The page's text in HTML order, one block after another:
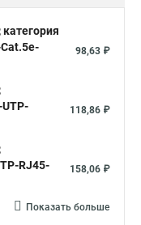
98,63 ₽
118,86 ₽
RJ45-
158,06 ₽
Показать больше